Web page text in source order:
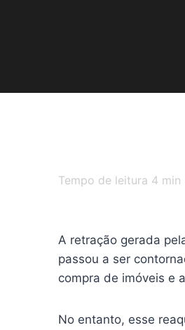
Tempo de leitura 4 min
A retração gerada
passou a ser
compra de imóveis e
No entanto, esse